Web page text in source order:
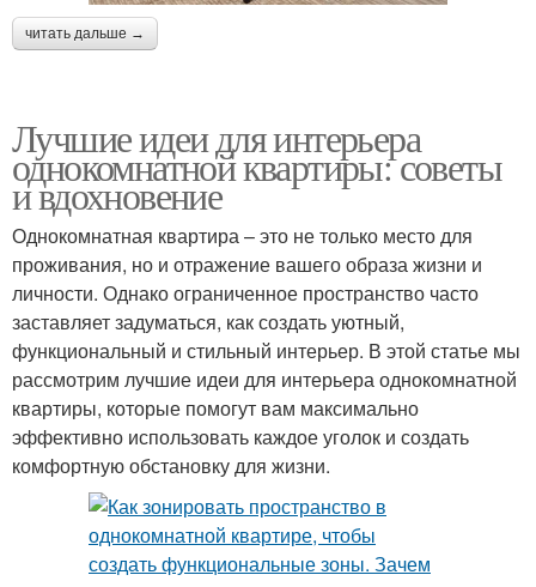
читать дальше →
Лучшие идеи для интерьера
однокомнатной квартиры: советы
и вдохновение
Однокомнатная квартира – это не только место для
проживания, но и отражение вашего образа жизни и
личности. Однако ограниченное пространство часто
заставляет задуматься, как создать уютный,
функциональный и стильный интерьер. В этой статье мы
рассмотрим лучшие идеи для интерьера однокомнатной
квартиры, которые помогут вам максимально
эффективно использовать каждое уголок и создать
комфортную обстановку для жизни.